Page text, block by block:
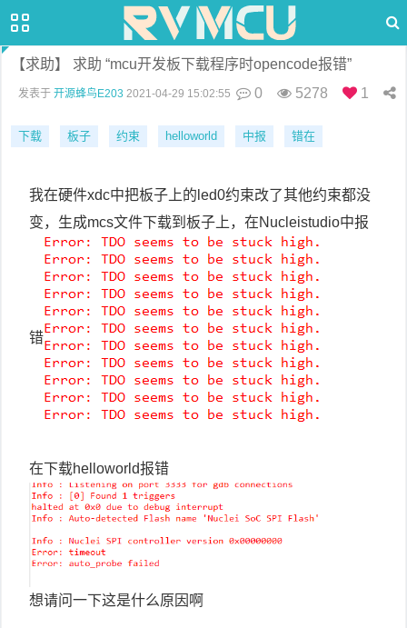
【求助】 求助 “mcu开发板下载程序时opencode报错”
发表于 开源蜂鸟E203 2021-04-29 15:02:55 0 5278 1
下载 板子 约束 helloworld 中报 错在
我在硬件xdc中把板子上的led0约束改了其他约束都没
变，生成mcs文件下载到板子上，在Nucleistudio中报
错
在下载helloworld报错
想请问一下这是什么原因啊